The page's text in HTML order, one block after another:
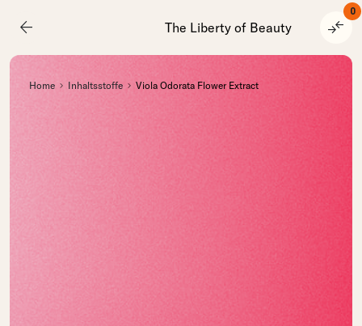
arrow_back The Liberty of Beauty compare_arrows
0
Home Inhaltsstoffe Viola Odorata Flower Extract